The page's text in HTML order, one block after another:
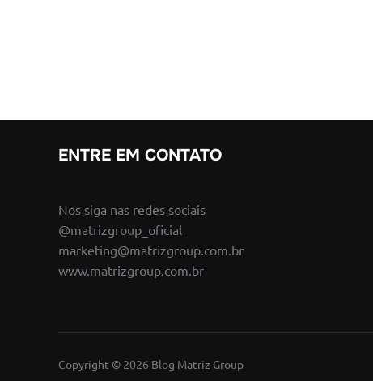
ENTRE EM CONTATO
Nos siga nas redes sociais
@matrizgroup_oficial
marketing@matrizgroup.com.br
www.matrizgroup.com.br
Copyright © 2026 Blog Matriz Group